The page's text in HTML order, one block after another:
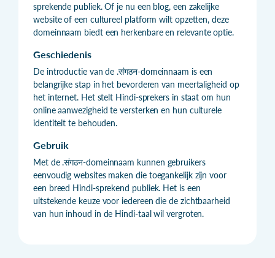
sprekende publiek. Of je nu een blog, een zakelijke
website of een cultureel platform wilt opzetten, deze
domeinnaam biedt een herkenbare en relevante optie.
Geschiedenis
De introductie van de .संगठन-domeinnaam is een
belangrijke stap in het bevorderen van meertaligheid op
het internet. Het stelt Hindi-sprekers in staat om hun
online aanwezigheid te versterken en hun culturele
identiteit te behouden.
Gebruik
Met de .संगठन-domeinnaam kunnen gebruikers
eenvoudig websites maken die toegankelijk zijn voor
een breed Hindi-sprekend publiek. Het is een
uitstekende keuze voor iedereen die de zichtbaarheid
van hun inhoud in de Hindi-taal wil vergroten.